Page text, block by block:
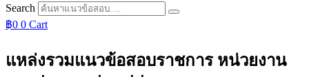
Search
฿0 0 Cart
แหล่งรวมแนวข้อสอบราชการ หน่วยงาน